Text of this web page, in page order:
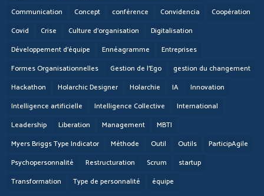
Communication
Concept conférence Convidencia
Coopération
Covid
Crise Culture d'organisation
Digitalisation
Développement d'équipe
Ennéagramme
Entreprises
Formes Organisationnelles
Gestion de l'Ego
gestion du changement
Hackathon
Holarchic Designer Holarchie IA
Innovation
Intelligence artificielle
Intelligence Collective
International
Leadership
Liberation Management
MBTI
Myers Briggs Type Indicator
Méthode Outil Outils
ParticipAgile
Psychopersonnalité
Restructuration Scrum
startup
Transformation
Type de personnalité équipe